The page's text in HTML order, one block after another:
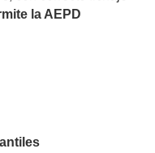
la AEPD